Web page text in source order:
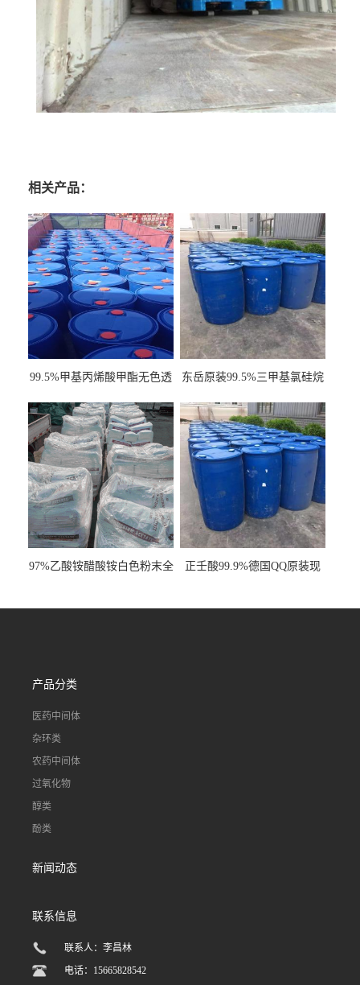
相关产品：
99.5%甲基丙烯酸甲酯无色透
东岳原装99.5%三甲基氯硅烷
97%乙酸铵醋酸铵白色粉末全
正壬酸99.9%德国QQ原装现
产品分类
医药中间体
杂环类
农药中间体
过氧化物
醇类
酚类
新闻动态
联系信息
联系人：李昌林
电话：15665828542